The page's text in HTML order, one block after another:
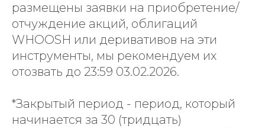
размещены заявки на приобретение/
отчуждение акций, облигаций
WHOOSH или деривативов на эти
инструменты, мы рекомендуем их
отозвать до 23:59 03.02.2026.
*Закрытый период - период, который
начинается за 30 (тридцать)